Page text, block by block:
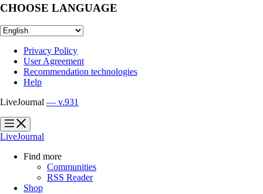
CHOOSE LANGUAGE
Privacy Policy
User Agreement
Recommendation technologies
Help
LiveJournal — v.931
?
?
LiveJournal
Find more
Communities
RSS Reader
Shop